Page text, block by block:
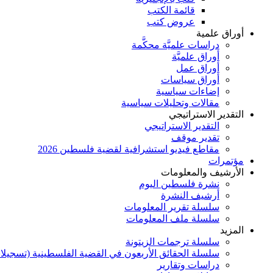
قائمة الكتب
عروض كتب
أوراق علمية
دراسات علميَّة محكَّمة
أوراق علميَّة
أوراق عمل
أوراق سياسات
إضاءات سياسية
مقالات وتحليلات سياسية
التقدير الاستراتيجي
التقدير الاستراتيجي
تقدير موقف
مقاطع فيديو استشرافية لقضية فلسطين 2026
مؤتمرات
الأرشيف والمعلومات
نشرة فلسطين اليوم
أرشيف النشرة
سلسلة تقرير المعلومات
سلسلة ملف المعلومات
المزيد
سلسلة ترجمات الزيتونة
سلسلة الحقائق الأربعون في القضية الفلسطينية
دراسات وتقارير